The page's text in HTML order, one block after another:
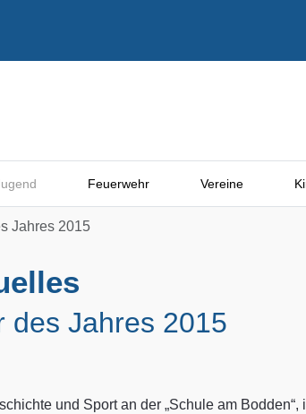
Feuerwehr Vereine
Jahres 2015
des Jahres 2015
und Sport an der „Schule am Bodden“,